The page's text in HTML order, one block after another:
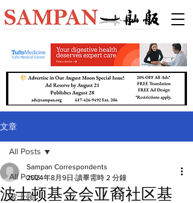
文章
All Posts
波士顿
All Posts
波士顿基金会亚裔社区基
Sampan Correspondents
2024年8月9日 讀畢需時 2 分鐘